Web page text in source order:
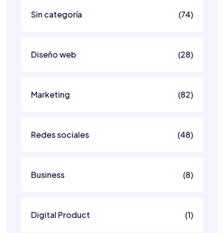
Sin categoría (74)
Diseño web (28)
Marketing (82)
Redes sociales (48)
Business (8)
Digital Product (1)